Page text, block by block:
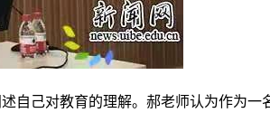
自己对教育的理解。郝老师认为作为一